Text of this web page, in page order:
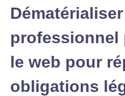
professionnel
le web pour
obligations